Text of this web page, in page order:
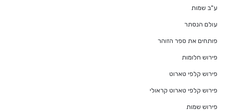
ע"ב שמות
עולם הנסתר
פותחים את ספר הזוהר
פירוש חלומות
פירוש קלפי טארוט
פירוש קלפי טארוט קראולי
פירוש שמות